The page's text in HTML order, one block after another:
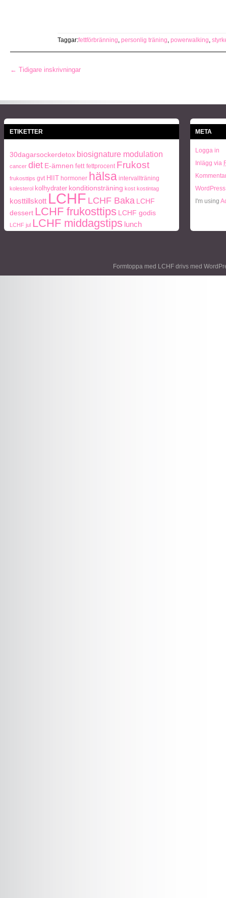
Taggar:fettförbränning, personlig träning, powerwalking,
← Tidigare inskrivningar
ETIKETTER
30dagarsockerdetox biosignature modulation
cancer diet E-ämnen fett fettprocent Frukost
frukosttips gvt HIIT hormoner hälsa intervallträning
kolesterol kolhydrater konditionsträning kost kostintag
kosttillskott LCHF LCHF Baka
LCHF
dessert LCHF frukosttips LCHF godis
LCHF jul LCHF middagstips lunch
styrketräning
META
Logga in
Inlägg via
I'm using
Formtoppa med LCHF drivs med